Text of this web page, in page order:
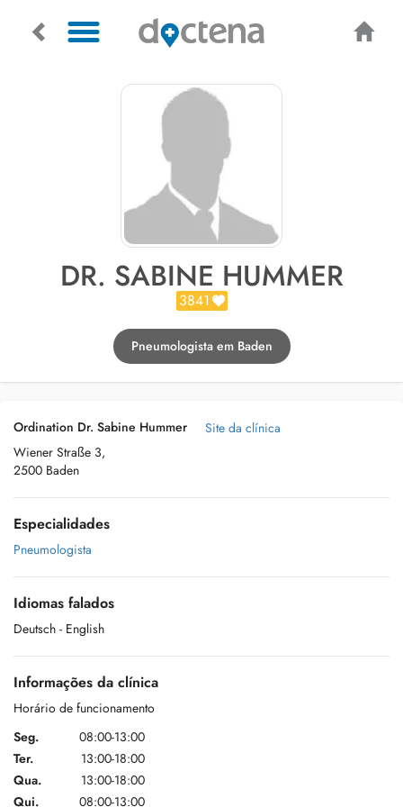
DR. SABINE HUMMER
3841
Pneumologista em Baden
Ordination Dr. Sabine Hummer
Wiener Straße 3,
2500 Baden
Site da clínica
Especialidades
Pneumologista
Idiomas falados
Deutsch - English
Informações da clínica
Horário de funcionamento
Seg.
08:00-13:00
Ter.
13:00-18:00
Qua.
13:00-18:00
Qui.
08:00-13:00